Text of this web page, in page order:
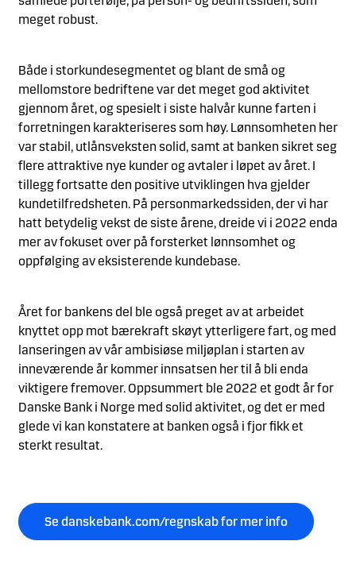
meget robust.
Både i storkundesegmentet og blant de små og
mellomstore bedriftene var det meget god aktivitet
gjennom året, og spesielt i siste halvår kunne farten i
forretningen karakteriseres som høy. Lønnsomheten her
var stabil, utlånsveksten solid, samt at banken sikret seg
flere attraktive nye kunder og avtaler i løpet av året. I
tillegg fortsatte den positive utviklingen hva gjelder
kundetilfredsheten. På personmarkedssiden, der vi har
hatt betydelig vekst de siste årene, dreide vi i 2022 enda
mer av fokuset over på forsterket lønnsomhet og
oppfølging av eksisterende kundebase.
Året for bankens del ble også preget av at arbeidet
knyttet opp mot bærekraft skøyt ytterligere fart, og med
lanseringen av vår ambisiøse miljøplan i starten av
inneværende år kommer innsatsen her til å bli enda
viktigere fremover. Oppsummert ble 2022 et godt år for
Danske Bank i Norge med solid aktivitet, og det er med
glede vi kan konstatere at banken også i fjor fikk et
sterkt resultat.
Se danskebank.com/regnskab for mer info